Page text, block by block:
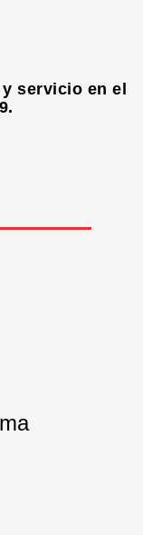
servicio en el